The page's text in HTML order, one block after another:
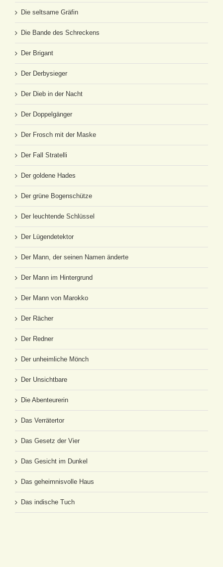
Die seltsame Gräfin
Die Bande des Schreckens
Der Brigant
Der Derbysieger
Der Dieb in der Nacht
Der Doppelgänger
Der Frosch mit der Maske
Der Fall Stratelli
Der goldene Hades
Der grüne Bogenschütze
Der leuchtende Schlüssel
Der Lügendetektor
Der Mann, der seinen Namen änderte
Der Mann im Hintergrund
Der Mann von Marokko
Der Rächer
Der Redner
Der unheimliche Mönch
Der Unsichtbare
Die Abenteurerin
Das Verrätertor
Das Gesetz der Vier
Das Gesicht im Dunkel
Das geheimnisvolle Haus
Das indische Tuch